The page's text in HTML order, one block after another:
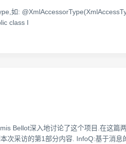
如:
class I
Bellot深入地讨论了这个项目.在这篇
次采访的第1部分内容. InfoQ:基于消